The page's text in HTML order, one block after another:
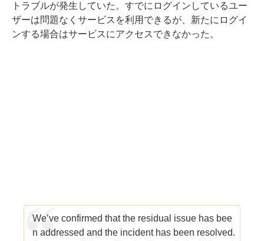
トラブルが発生していた。すでにログインしているユー
ザーは問題なくサービスを利用できるが、新たにログイ
ンする場合はサービスにアクセスできなかった。
We’ve confirmed that the residual issue has bee
n addressed and the incident has been resolved.